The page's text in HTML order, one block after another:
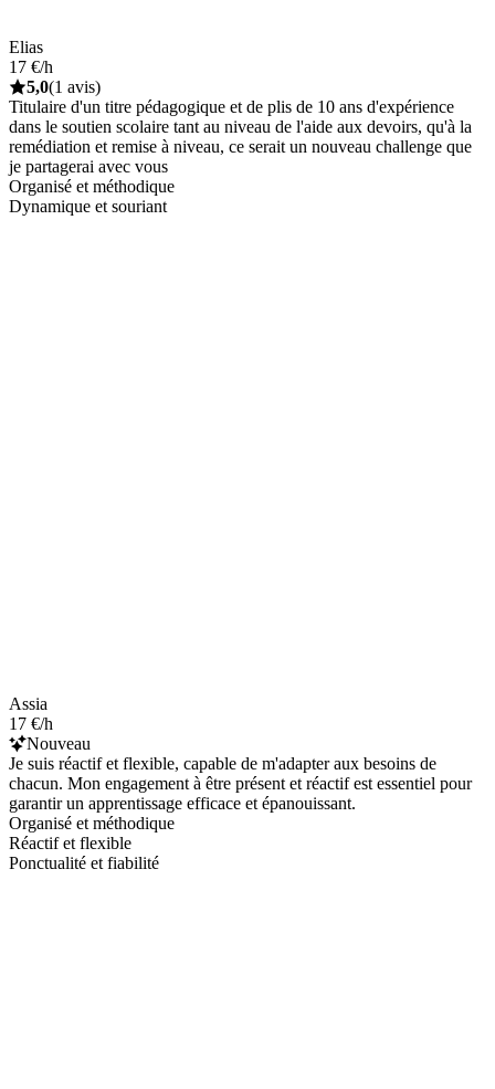
Elias
17 €/h
5,0(1 avis)
Titulaire d'un titre pédagogique et de plis de 10 ans d'expérience
dans le soutien scolaire tant au niveau de l'aide aux devoirs, qu'à la
remédiation et remise à niveau, ce serait un nouveau challenge que
je partagerai avec vous
Organisé et méthodique
Dynamique et souriant
Assia
17 €/h
Nouveau
Je suis réactif et flexible, capable de m'adapter aux besoins de
chacun. Mon engagement à être présent et réactif est essentiel pour
garantir un apprentissage efficace et épanouissant.
Organisé et méthodique
Réactif et flexible
Ponctualité et fiabilité